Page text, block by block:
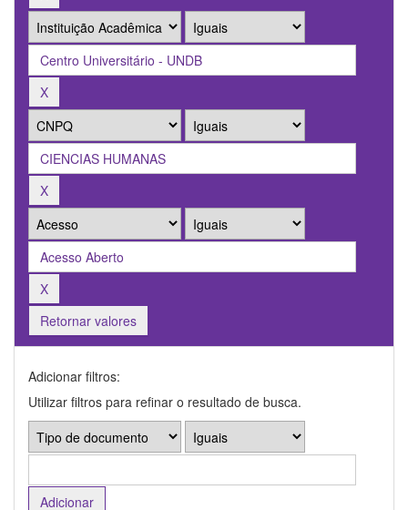
Retornar valores
Adicionar filtros:
Utilizar filtros para refinar o resultado de busca.